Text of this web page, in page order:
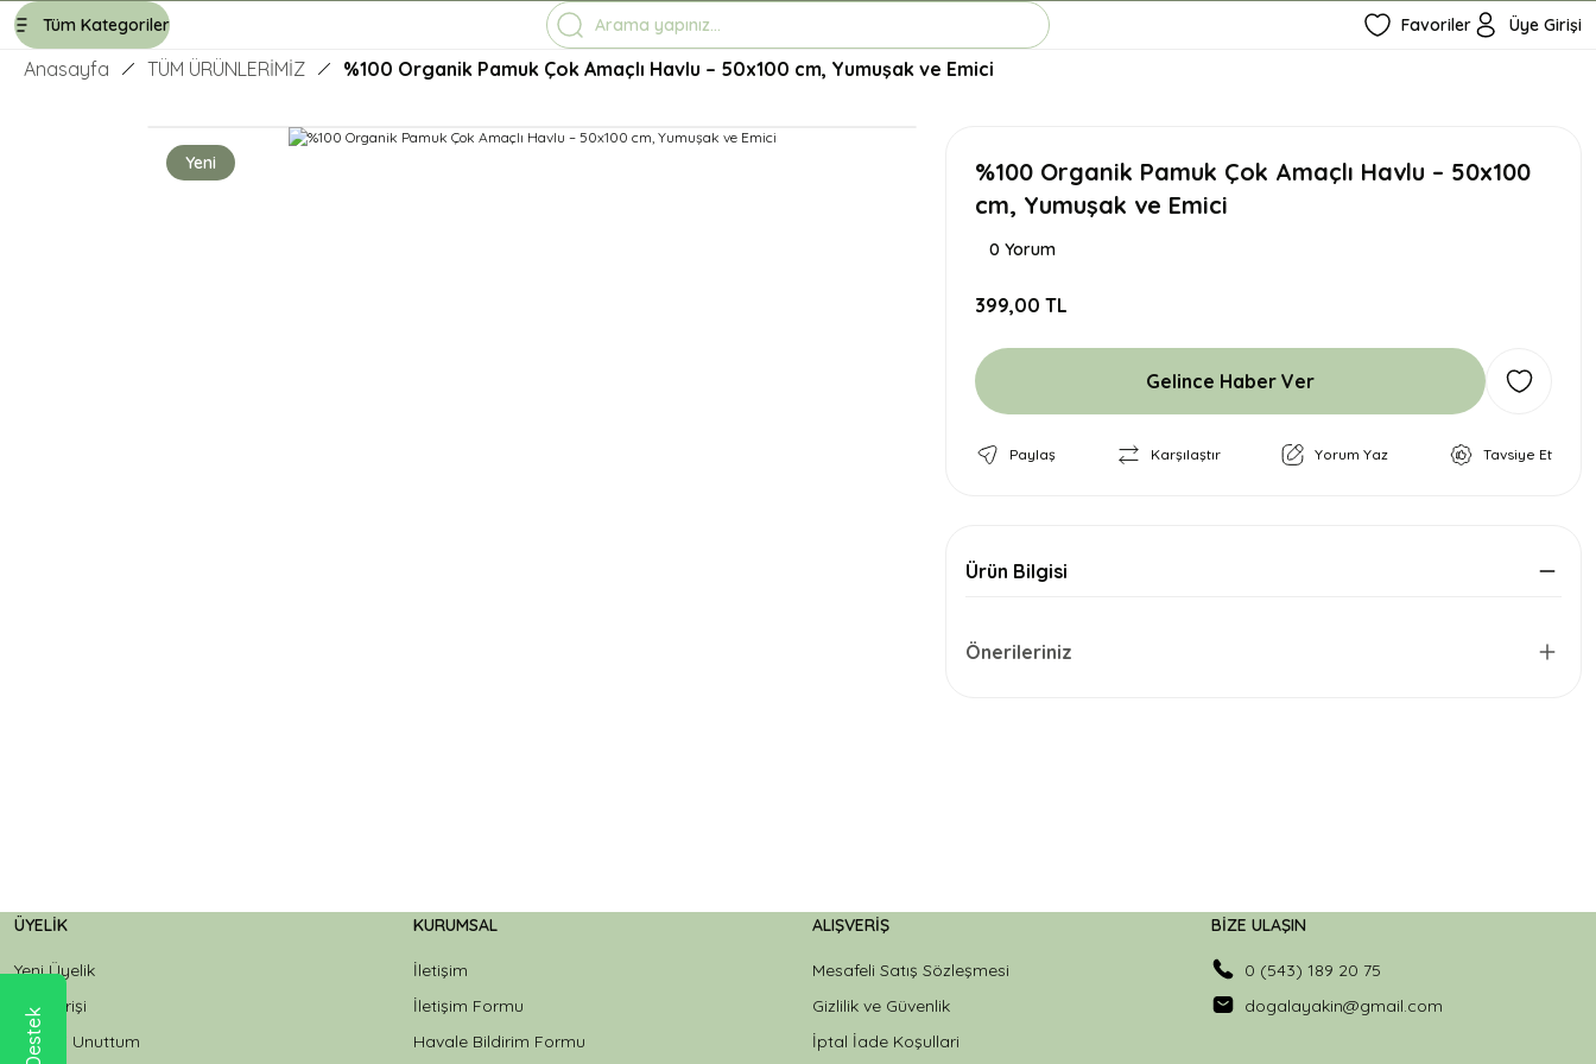
1-7 İŞ GÜNÜNDE KARGO
TÜM ÜRÜNLERDE GEÇERLİ %10 İNDİRİM
Tüm Kategoriler Favoriler Üye Girişi
Anasayfa TÜM ÜRÜNLERİMİZ %100 Organik Pamuk Çok Amaçlı Havlu – 50x100 cm, Yumuşak ve Emici
Yeni
%100 Organik Pamuk Çok Amaçlı Havlu – 50x100
cm, Yumuşak ve Emici
0 Yorum
399,00 TL
Gelince Haber Ver
Paylaş Karşılaştır Yorum Yaz Tavsiye Et
Ürün Bilgisi
Önerileriniz
ÜYELIK
Yeni Üyelik
Üye Girişi
Şifremi Unuttum
KURUMSAL
İletişim
İletişim Formu
Havale Bildirim Formu
ALIŞVERIŞ
Mesafeli Satış Sözleşmesi
Gizlilik ve Güvenlik
İptal İade Koşullari
BİZE ULAŞIN
0 (543) 189 20 75
dogalayakin@gmail.com